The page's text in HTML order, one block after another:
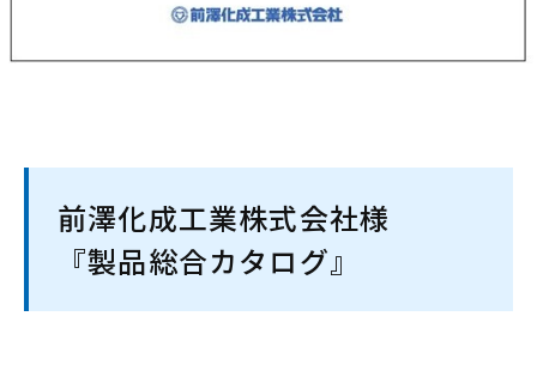
前澤化成工業株式会社様
『製品総合カタログ』